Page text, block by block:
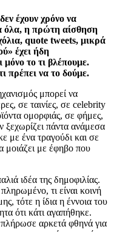
έχουν χρόνο να
όλα, η πρώτη αίσθηση
quote tweets, μικρά
έχει ήδη
μόνο το τι βλέπουμε.
πρέπει να το δούμε.
μπορεί να
σε ταινίες, σε celebrity
ομορφιάς, σε φήμες,
ξεχωρίζει πάντα ανάμεσα
με ένα τραγούδι και σε
μοιάζει με έφηβο που
ιδέα της δημοφιλίας.
τι είναι κοινή
τότε η ίδια η έννοια του
ότι κάτι αγαπήθηκε.
αρκετά φθηνά για